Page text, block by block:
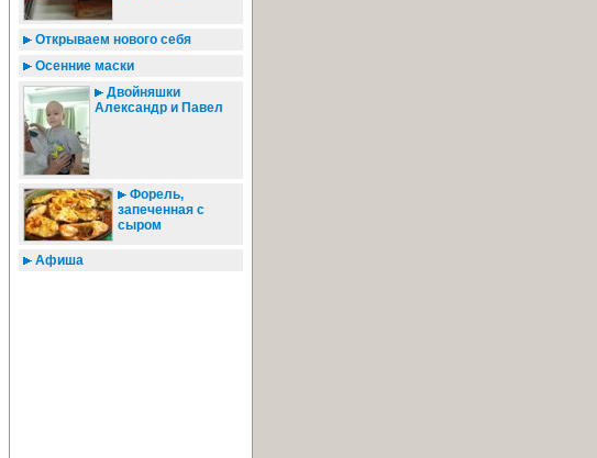
Открываем нового себя
Осенние маски
Двойняшки
Александр и Павел
Форель,
запеченная с
сыром
Афиша